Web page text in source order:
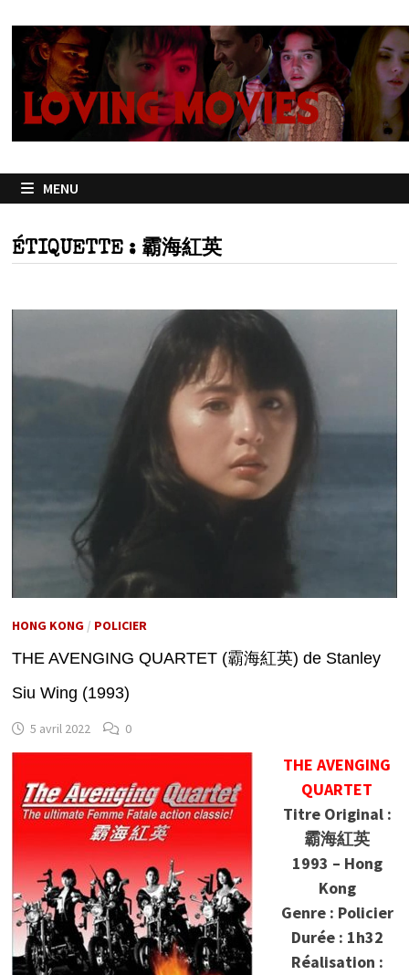
contenu
MENU
ÉTIQUETTE : 霸海紅英
HONG KONG/ POLICIER
THE AVENGING QUARTET (霸海紅英) de Stanley
Siu Wing (1993)
5 avril 2022 0
THE AVENGING
QUARTET
Titre Original :
霸海紅英
1993 – Hong
Kong
Genre : Policier
Durée : 1h32
Réalisation :